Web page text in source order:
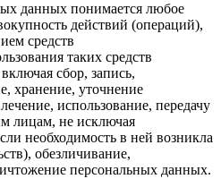
данных понимается любое
действий (операций),
средств
таких средств
сбор, запись,
хранение, уточнение
использование, передачу
лицам, не исключая
необходимость в ней возникла
обезличивание,
персональных данных.